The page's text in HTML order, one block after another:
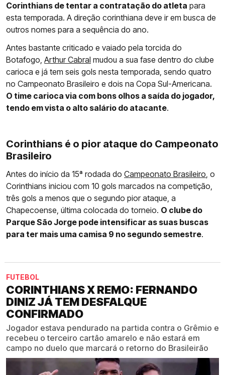
Corinthians de tentar a contratação do atleta para
esta temporada. A direção corinthiana deve ir em busca de
outros nomes para a sequência do ano.
Antes bastante criticado e vaiado pela torcida do
Botafogo, Arthur Cabral mudou a sua fase dentro do clube
carioca e já tem seis gols nesta temporada, sendo quatro
no Campeonato Brasileiro e dois na Copa Sul-Americana.
O time carioca via com bons olhos a saída do jogador,
tendo em vista o alto salário do atacante.
Corinthians é o pior ataque do Campeonato
Brasileiro
Antes do início da 15ª rodada do Campeonato Brasileiro, o
Corinthians iniciou com 10 gols marcados na competição,
três gols a menos que o segundo pior ataque, a
Chapecoense, última colocada do torneio. O clube do
Parque São Jorge pode intensificar as suas buscas
para ter mais uma camisa 9 no segundo semestre.
FUTEBOL
CORINTHIANS X REMO: FERNANDO
DINIZ JÁ TEM DESFALQUE
CONFIRMADO
Jogador estava pendurado na partida contra o Grêmio e
recebeu o terceiro cartão amarelo e não estará em
campo no duelo que marcará o retorno do Brasileirão